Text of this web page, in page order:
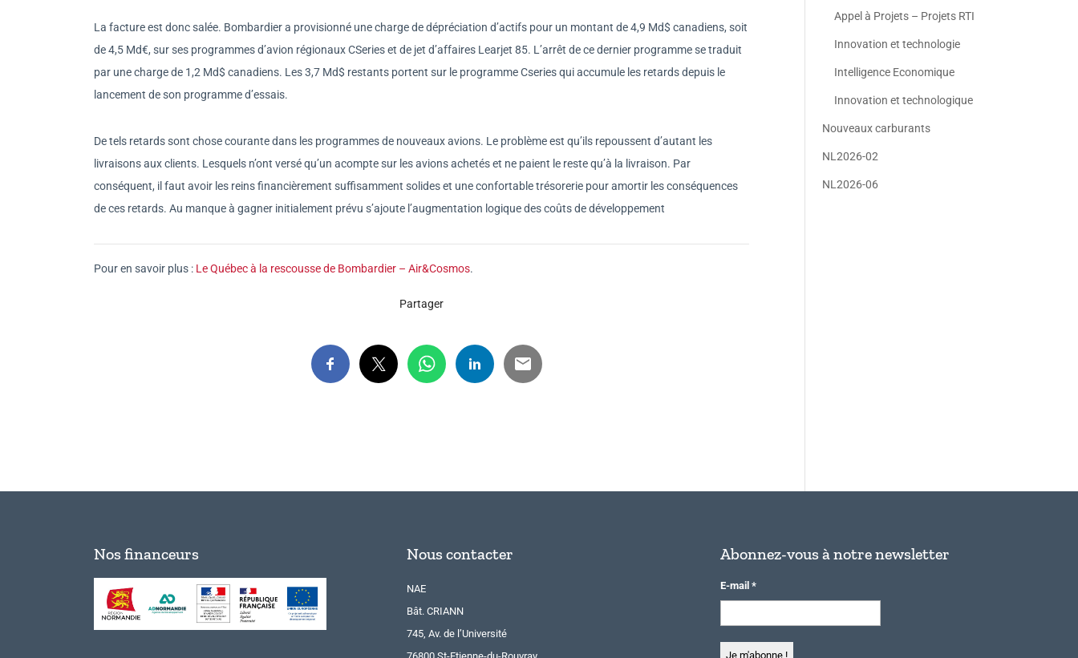
La facture est donc salée. Bombardier a provisionné une charge de dépréciation d’actifs pour un montant de 4,9 Md$ canadiens, soit
de 4,5 Md€, sur ses programmes d’avion régionaux CSeries et de jet d’affaires Learjet 85. L’arrêt de ce dernier programme se traduit
par une charge de 1,2 Md$ canadiens. Les 3,7 Md$ restants portent sur le programme Cseries qui accumule les retards depuis le
lancement de son programme d’essais.
De tels retards sont chose courante dans les programmes de nouveaux avions. Le problème est qu’ils repoussent d’autant les
livraisons aux clients. Lesquels n’ont versé qu’un acompte sur les avions achetés et ne paient le reste qu’à la livraison. Par
conséquent, il faut avoir les reins financièrement suffisamment solides et une confortable trésorerie pour amortir les conséquences
de ces retards. Au manque à gagner initialement prévu s’ajoute l’augmentation logique des coûts de développement
Pour en savoir plus : Le Québec à la rescousse de Bombardier – Air&Cosmos.
Partager
Appel à Projets – Projets RTI
Innovation et technologie
Intelligence Economique
Innovation et technologique
Nouveaux carburants
NL2026-02
NL2026-06
Nos financeurs Nous contacter
NAE
Bât. CRIANN
745, Av. de l’Université
Abonnez-vous à notre newsletter
E-mail *